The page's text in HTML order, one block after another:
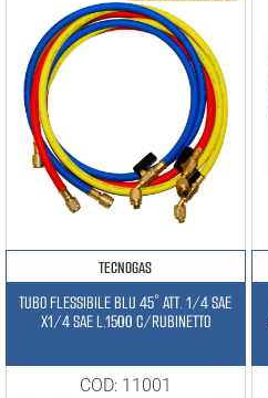
TECNOGAS
TUBO FLESSIBILE BLU 45° ATT. 1/4 SAE
X1/4 SAE L.1500 C/RUBINETTO
COD: 11001